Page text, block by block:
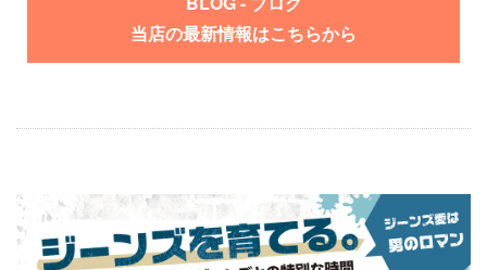
当店の最新情報はこちらから